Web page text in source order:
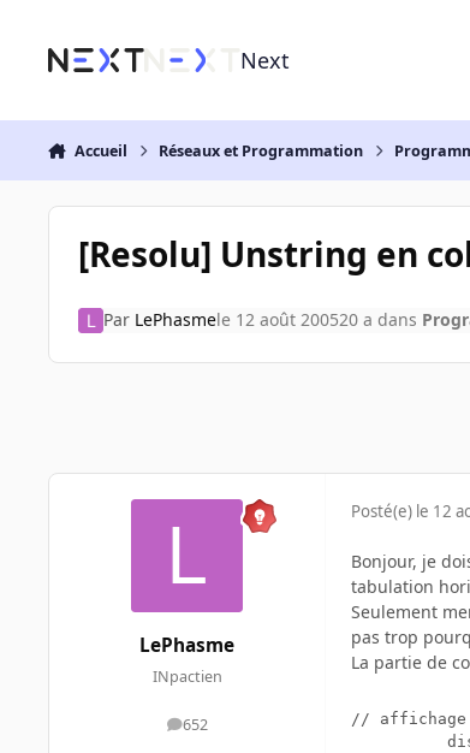
Next
Accueil Réseaux et Programmation
[Resolu] Unstring en
Par LePhasmele 12 août 200520 a dans
LePhasme
INpactien
652
messages
Posté(e) le 12
Bonjour, je
tabulation
Seulement
pas trop
La partie de
// affichage